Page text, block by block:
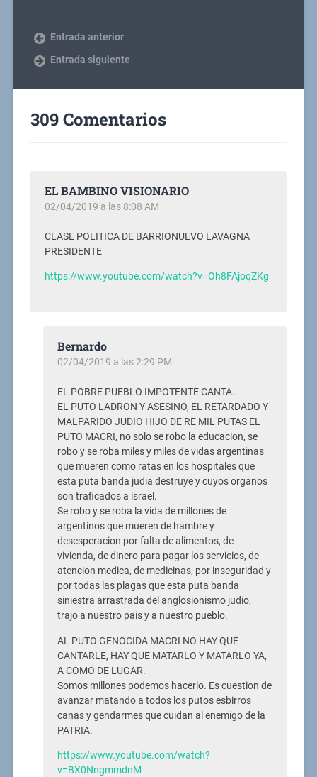
Entrada anterior
Entrada siguiente
309 Comentarios
EL BAMBINO VISIONARIO
02/04/2019 a las 8:08 AM
CLASE POLITICA DE BARRIONUEVO LAVAGNA
PRESIDENTE
https://www.youtube.com/watch?v=Oh8FAjoqZKg
Bernardo
02/04/2019 a las 2:29 PM
EL POBRE PUEBLO IMPOTENTE CANTA.
EL PUTO LADRON Y ASESINO, EL RETARDADO Y
MALPARIDO JUDIO HIJO DE RE MIL PUTAS EL
PUTO MACRI, no solo se robo la educacion, se
robo y se roba miles y miles de vidas argentinas
que mueren como ratas en los hospitales que
esta puta banda judia destruye y cuyos organos
son traficados a israel.
Se robo y se roba la vida de millones de
argentinos que mueren de hambre y
desesperacion por falta de alimentos, de
vivienda, de dinero para pagar los servicios, de
atencion medica, de medicinas, por inseguridad y
por todas las plagas que esta puta banda
siniestra arrastrada del anglosionismo judio,
trajo a nuestro pais y a nuestro pueblo.
AL PUTO GENOCIDA MACRI NO HAY QUE
CANTARLE, HAY QUE MATARLO Y MATARLO YA,
A COMO DE LUGAR.
Somos millones podemos hacerlo. Es cuestion de
avanzar matando a todos los putos esbirros
canas y gendarmes que cuidan al enemigo de la
PATRIA.
https://www.youtube.com/watch?
v=BX0NngmmdnM